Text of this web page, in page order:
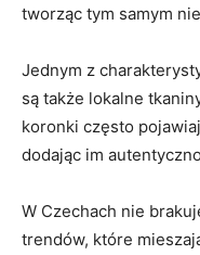
tworząc⁢ tym‌ samym
Jednym z
są także lokalne
koronki⁢ często
dodając im
W Czechach nie
trendów, ‌które